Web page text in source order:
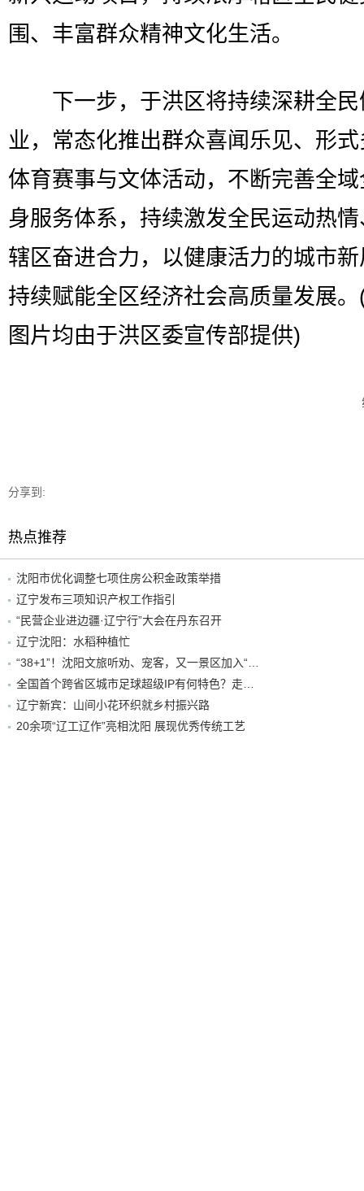
围、丰富群众精神文化生活。
下一步，于洪区将持续深耕全民
业，常态化推出群众喜闻乐见、形
体育赛事与文体活动，不断完善全
身服务体系，持续激发全民运动热
辖区奋进合力，以健康活力的城市
持续赋能全区经济社会高质量发展
图片均由于洪区委宣传部提供)
分享到:
热点推荐
沈阳市优化调整七项住房公积金政策举措
辽宁发布三项知识产权工作指引
“民营企业进边疆·辽宁行”大会在丹东召开
辽宁沈阳：水稻种植忙
辽宁新宾：山间小花环织就乡村振兴路
20余项“辽工辽作”亮相沈阳 展现优秀传统工艺